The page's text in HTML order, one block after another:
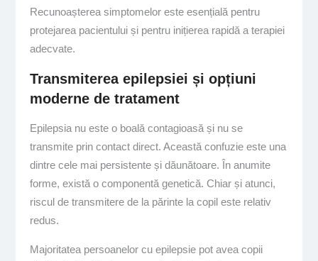
Recunoașterea simptomelor este esențială pentru
protejarea pacientului și pentru inițierea rapidă a terapiei
adecvate.
Transmiterea epilepsiei și opțiuni
moderne de tratament
Epilepsia nu este o boală contagioasă și nu se
transmite prin contact direct. Această confuzie este una
dintre cele mai persistente și dăunătoare. În anumite
forme, există o componentă genetică. Chiar și atunci,
riscul de transmitere de la părinte la copil este relativ
redus.
Majoritatea persoanelor cu epilepsie pot avea copii